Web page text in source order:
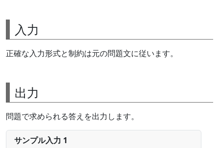
入力
正確な入力形式と制約は元の問題文に従います。
出力
問題で求められる答えを出力します。
サンプル入力 1